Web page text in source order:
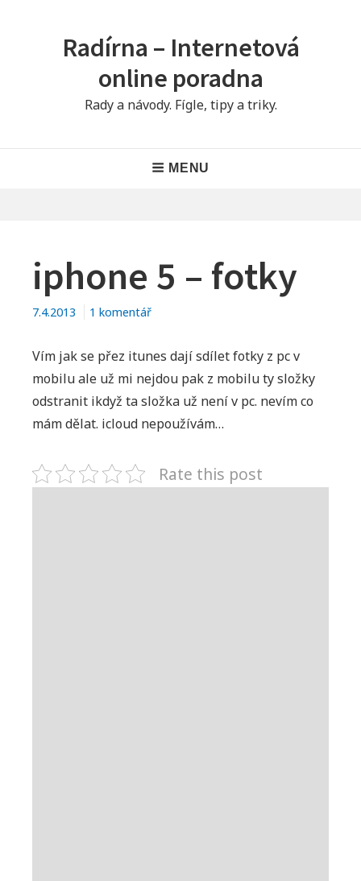
Radírna – Internetová
online poradna
Rady a návody. Fígle, tipy a triky.
MENU
iphone 5 – fotky
7.4.2013 1 komentářu
s
názvem
iphone
–
Vím jak se přez itunes dají sdílet fotky z pc v
mobilu ale už mi nejdou pak z mobilu ty složky
odstranit ikdyž ta složka už není v pc. nevím co
mám dělat. icloud nepoužívám…
Rate this post